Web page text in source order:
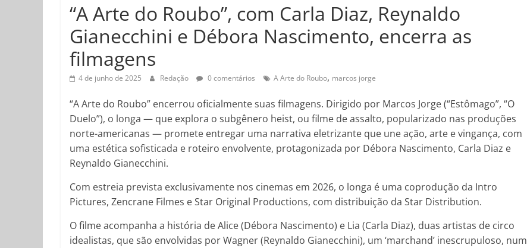
“A Arte do Roubo”, com Carla Diaz, Reynaldo
Gianecchini e Débora Nascimento, encerra as
filmagens
4 de junho de 2025 Redação 0 comentários A Arte do Roubo, marcos jorge
“A Arte do Roubo” encerrou oficialmente suas filmagens. Dirigido por Marcos Jorge (“Estômago”, “O
Duelo”), o longa — que explora o subgênero heist, ou filme de assalto, popularizado nas produções
norte-americanas — promete entregar uma narrativa eletrizante que une ação, arte e vingança, com
uma estética sofisticada e roteiro envolvente, protagonizada por Débora Nascimento, Carla Diaz e
Reynaldo Gianecchini.
Com estreia prevista exclusivamente nos cinemas em 2026, o longa é uma coprodução da Intro
Pictures, Zencrane Filmes e Star Original Productions, com distribuição da Star Distribution.
O filme acompanha a história de Alice (Débora Nascimento) e Lia (Carla Diaz), duas artistas de circo
idealistas, que são envolvidas por Wagner (Reynaldo Gianecchini), um ‘marchand’ inescrupuloso, num